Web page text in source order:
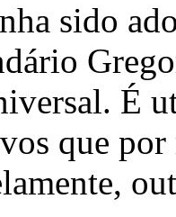
sido
É
que